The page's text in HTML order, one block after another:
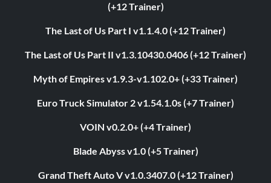
(+12 Trainer)
The Last of Us Part I v1.1.4.0 (+12 Trainer)
The Last of Us Part II v1.3.10430.0406 (+12 Trainer)
Myth of Empires v1.9.3-v1.102.0+ (+33 Trainer)
Euro Truck Simulator 2 v1.54.1.0s (+7 Trainer)
VOIN v0.2.0+ (+4 Trainer)
Blade Abyss v1.0 (+5 Trainer)
Grand Theft Auto V v1.0.3407.0 (+12 Trainer)